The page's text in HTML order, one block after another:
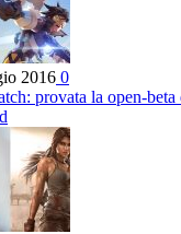
2016 0
provata la open-